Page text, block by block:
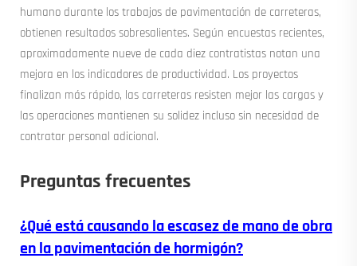
humano durante los trabajos de pavimentación de carreteras,
obtienen resultados sobresalientes. Según encuestas recientes,
aproximadamente nueve de cada diez contratistas notan una
mejora en los indicadores de productividad. Los proyectos
finalizan más rápido, las carreteras resisten mejor las cargas y
las operaciones mantienen su solidez incluso sin necesidad de
contratar personal adicional.
Preguntas frecuentes
¿Qué está causando la escasez de mano de obra
en la pavimentación de hormigón?